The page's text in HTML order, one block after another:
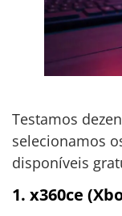
Testamos
selecionamos
disponíveis
1. x360ce